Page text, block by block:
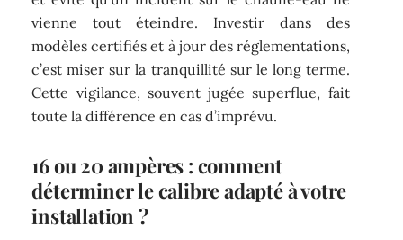
vienne tout éteindre. Investir dans des
modèles certifiés et à jour des réglementations,
c’est miser sur la tranquillité sur le long terme.
Cette vigilance, souvent jugée superflue, fait
toute la différence en cas d’imprévu.
16 ou 20 ampères : comment
déterminer le calibre adapté à votre
installation ?